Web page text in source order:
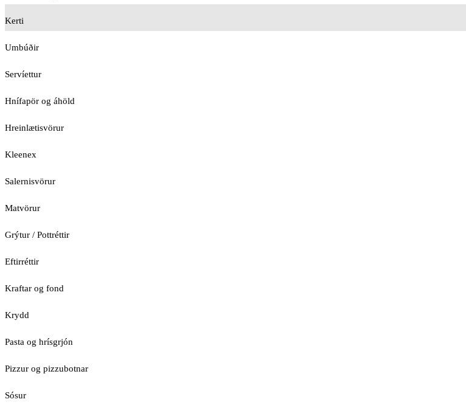
Kerti
Umbúðir
Servíettur
Hnífapör og áhöld
Hreinlætisvörur
Kleenex
Salernisvörur
Matvörur
Grýtur / Pottréttir
Eftirréttir
Kraftar og fond
Krydd
Pasta og hrísgrjón
Pizzur og pizzubotnar
Sósur